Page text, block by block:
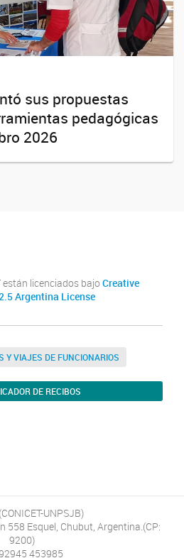
sus propuestas
pedagógicas
2026
están licenciados bajo Creative
Argentina License
Y VIAJES DE FUNCIONARIOS
DE RECIBOS
UNPSJB)
558 Esquel, Chubut, Argentina.(CP:
9200)
453985